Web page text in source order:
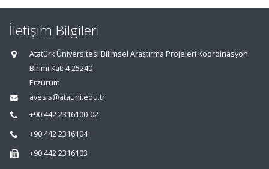
İletişim Bilgileri
Atatürk Üniversitesi Bilimsel Araştırma Projeleri Koordinasyon
Birimi Kat: 4 25240
Erzurum
avesis@atauni.edu.tr
+90 442 2316100-02
+90 442 2316104
+90 442 2316103